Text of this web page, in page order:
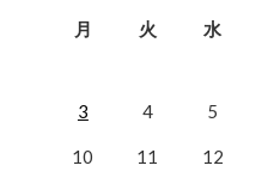
月 火 水
3 4 5
10 11 12